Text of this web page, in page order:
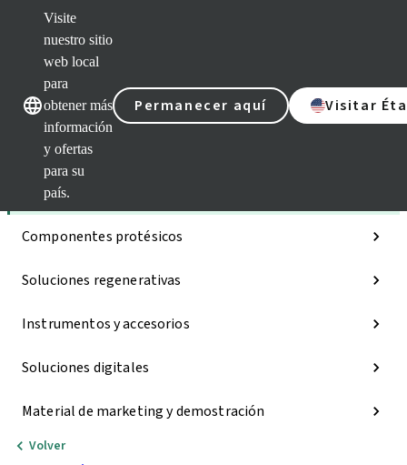
Visite
nuestro sitio
web local
para
obtener más
información
y ofertas
para su
país.
Permanecer aquí Visitar
Categorías
Implantes
Componentes protésicos
Soluciones regenerativas
Instrumentos y accesorios
Soluciones digitales
Material de marketing y demostración
Volver